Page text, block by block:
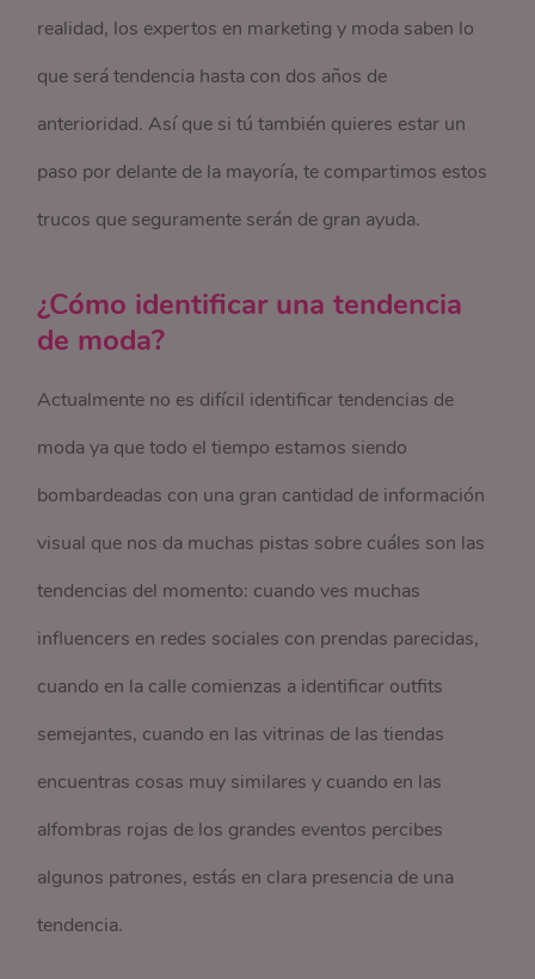
realidad, los expertos en marketing y moda saben lo
que será tendencia hasta con dos años de
anterioridad. Así que si tú también quieres estar un
paso por delante de la mayoría, te compartimos estos
trucos que seguramente serán de gran ayuda.
¿Cómo identificar una tendencia
de moda?
Actualmente no es difícil identificar tendencias de
moda ya que todo el tiempo estamos siendo
bombardeadas con una gran cantidad de información
visual que nos da muchas pistas sobre cuáles son las
tendencias del momento: cuando ves muchas
influencers en redes sociales con prendas parecidas,
cuando en la calle comienzas a identificar outfits
semejantes, cuando en las vitrinas de las tiendas
encuentras cosas muy similares y cuando en las
alfombras rojas de los grandes eventos percibes
algunos patrones, estás en clara presencia de una
tendencia.